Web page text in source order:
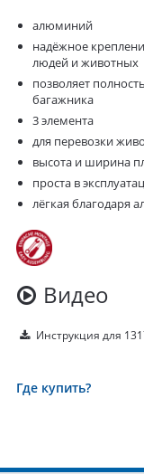
алюминий
надёжное
людей и животных
позволяет
багажника
3 элемента
для перевозки
высота и ширина
проста в
лёгкая благодаря
Видео
Инструкция для
Где купить?